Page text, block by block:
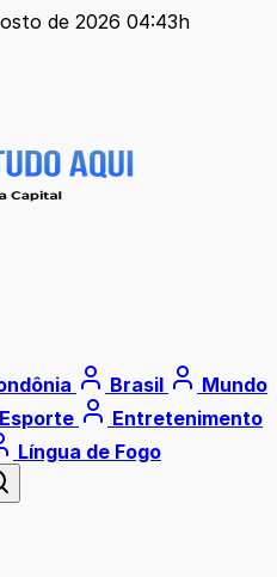
de 2026 04:43h
Brasil
Mundo
Esporte
Entretenimento
Língua de Fogo